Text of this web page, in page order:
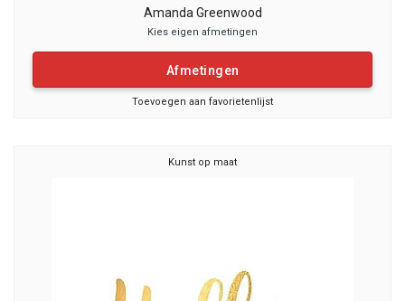
Amanda Greenwood
Kies eigen afmetingen
Afmetingen
Toevoegen aan favorietenlijst
Kunst op maat